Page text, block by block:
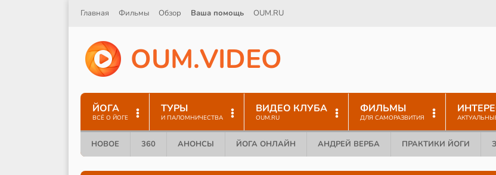
Главная Фильмы Обзор Ваша помощь OUM.RU
OUM.VIDEO
ЙОГА
ВСЁ О ЙОГЕ
ТУРЫ
И ПАЛОМНИЧЕСТВА
ВИДЕО КЛУБА
OUM.RU
ФИЛЬМЫ
ДЛЯ САМОРАЗВИТИЯ
НОВОЕ 360 АНОНСЫ ЙОГА ОНЛАЙН АНДРЕЙ ВЕРБА ПРАКТИКИ ЙОГИ